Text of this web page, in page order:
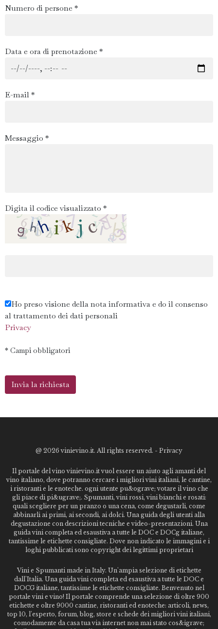
Numero di persone *
Data e ora di prenotazione *
E-mail *
Messaggio *
Digita il codice visualizzato *
Ho preso visione della nota informativa e do il consenso
al trattamento dei dati personali
Privacy
* Campi obbligatori
@ 2026 vinievino.it. All rights reserved. - Privacy
Il portale del vino vinievino.it vuol essere un aiuto agli amanti del
vino italiano, dove potranno cercare i migliori vini italiani, le cantine,
i ristoranti e le enoteche. ogni utente pu&ograve; votare il vino che
gli piace di pi&ugrave;. Spumanti, vini rossi, vini bianchi e rosati:
quali scegliere per un pranzo o una cena, come degustarli, come
abbinarli ai primi, ai secondi, ai dolci. Una guida degli utenti alla
degustazione con descrizioni tecniche e video-presentazioni. Una
guida vini completa ed esaustiva a tutte le DOC e DOCg italiane,
tantissime le etichette consigliate. Dove non indicato le immagini e i
loghi pubblicati sono copyright dei legittimi proprietari
Vini e Spumanti made in Italy. Un'ampia selezione di etichette
dall'Italia. Una guida vini completa ed esaustiva a tutte le DOC e
DOCG italiane, tantissime le etichette consigliate. Benvenuto nel
portale vini e vino! Il portale comprende una selezione di oltre 900
etichette e oltre 9000 cantine, ristoranti ed enoteche: articoli, news,
top 10, l'esperto, forum, blog, store e schede dei migliori vini italiani,
comodamente da casa tua via internet non mai stato cos&igrave;